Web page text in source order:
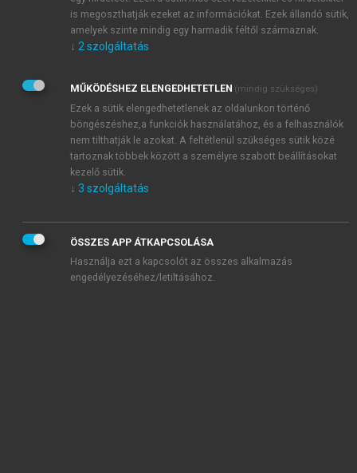
Kérek értesítést a MeRSZ újdonságairól, akcióiról.
Kérek értesítést az Akadémiai Kiadó Zrt. újdonságairól,
Adatkezelési tájékoztatóbanfoglaltakat tudomásul
veszem és elfogadom.
Általános vásárlási feltételeket, valamint a szotar.netés a
mersz.huoldalak licencszerződéseiben foglaltakat
tudomásul veszem és elfogadom.
KIPRÓBÁLOM
is megoszthatják ezeket az információkat. Ezek állandó sütik,
amelyek szinte mindig egy harmadik féltől származnak.
↓ 2 szolgáltatás
MŰKÖDÉSHEZ ELENGEDHETETLEN (mindig szükséges)
Ezek a sütik elengedhetetlenek az oldalunkon történő
böngészéshez,a funkciók használatához, és a felhasználók
nem tilthatják le azokat. A feltétlenül szükséges sütik közé
tartoznak többek között a személyre szabott beállításokat
kezelő sütik.
↓ 3 szolgáltatás
ÖSSZES APP ÁTKAPCSOLÁSA
Használja ezt a kapcsolót az összes alkalmazás
engedélyezéséhez/letiltásához.